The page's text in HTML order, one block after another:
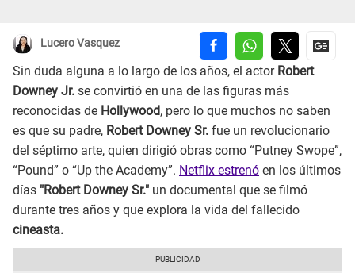
Lucero Vasquez
Sin duda alguna a lo largo de los años, el actor Robert
Downey Jr. se convirtió en una de las figuras más
reconocidas de Hollywood, pero lo que muchos no saben
es que su padre, Robert Downey Sr. fue un revolucionario
del séptimo arte, quien dirigió obras como “Putney Swope”,
“Pound” o “Up the Academy”. Netflix estrenó en los últimos
días "Robert Downey Sr." un documental que se filmó
durante tres años y que explora la vida del fallecido
cineasta.